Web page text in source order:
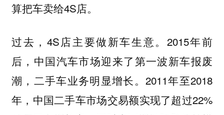
算把车卖给4S店。
过去，4S店主要做新车生意。2015年前
后，中国汽车市场迎来了第一波新车报废
潮，二手车业务明显增长。2011年至2018
年，中国二手车市场交易额实现了超过22%